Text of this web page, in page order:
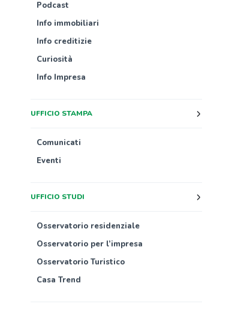
Podcast
Info immobiliari
Info creditizie
Curiosità
Info Impresa
UFFICIO STAMPA
Comunicati
Eventi
UFFICIO STUDI
Osservatorio residenziale
Osservatorio per l’impresa
Osservatorio Turistico
Casa Trend